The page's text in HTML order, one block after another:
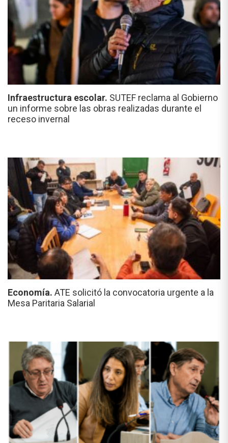
Infraestructura escolar. SUTEF reclama al Gobierno
un informe sobre las obras realizadas durante el
receso invernal
Economía. ATE solicitó la convocatoria urgente a la
Mesa Paritaria Salarial